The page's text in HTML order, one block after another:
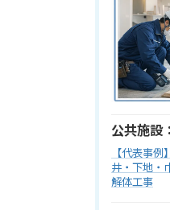
公共施設
【代表事
井・下地・
解体工事